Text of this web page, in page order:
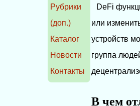
DeFi
или
устройств
группа
В чем
Рубрики
(доп.)
Каталог
Новости
Контакты